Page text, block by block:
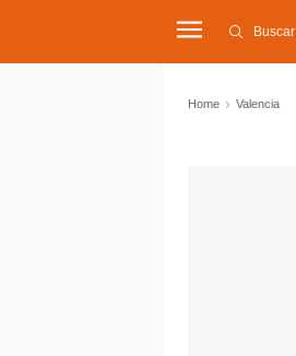
Buscar
Home Valencia